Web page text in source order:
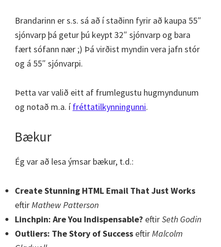
Brandarinn er s.s. sá að í staðinn fyrir að kaupa 55″
sjónvarp þá getur þú keypt 32″ sjónvarp og bara
fært sófann nær ;) Þá virðist myndin vera jafn stór
og á 55″ sjónvarpi.
Þetta var valið eitt af frumlegustu hugmyndunum
og notað m.a. ífréttatilkynningunni.
Bækur
Ég var að lesa ýmsar bækur, t.d.:
Create Stunning HTML Email That Just Works
eftirMathew Patterson
Linchpin: Are You Indispensable? eftirSeth Godin
Outliers: The Story of Success eftirMalcolm